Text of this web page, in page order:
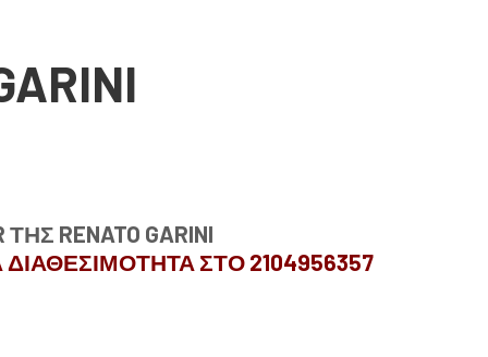
RENATO GARINI
ΣΤΟ 2104956357